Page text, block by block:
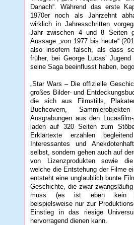
Danach“. Während das erste
1970er noch als Jahrzehnt
wirklich in Jahresschritten
Jahr zwischen 4 und 8 Seiten
Aussage „von 1977 bis heute“
also insofern falsch, als dass
früher, bei George Lucas’
seine Saga beeinflusst haben,
„Star Wars – Die offizielle
großes Bilder- und
die sich aus Filmstills,
Buchcovern,
Ausgrabungen aus den
laden auf 320 Seiten zum
Erklärtexte erzählen
Interessantes und
selbst, sondern gehen auch auf
von Lizenzprodukten sowie
welche die Entstehung der Filme
entsteht eine unglaublich bunte
Geschichte, die zwar
muss (es ist eben kein
beispielsweise nur zur
Einstieg in das riesige
hervorragend dienen kann.